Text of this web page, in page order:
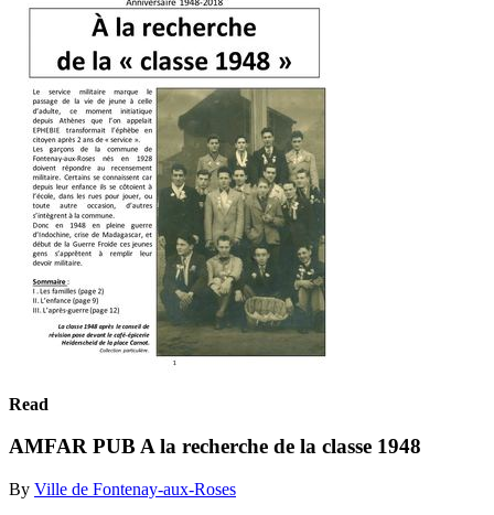
Read
AMFAR PUB A la recherche de la classe 1948
By Ville de Fontenay-aux-Roses